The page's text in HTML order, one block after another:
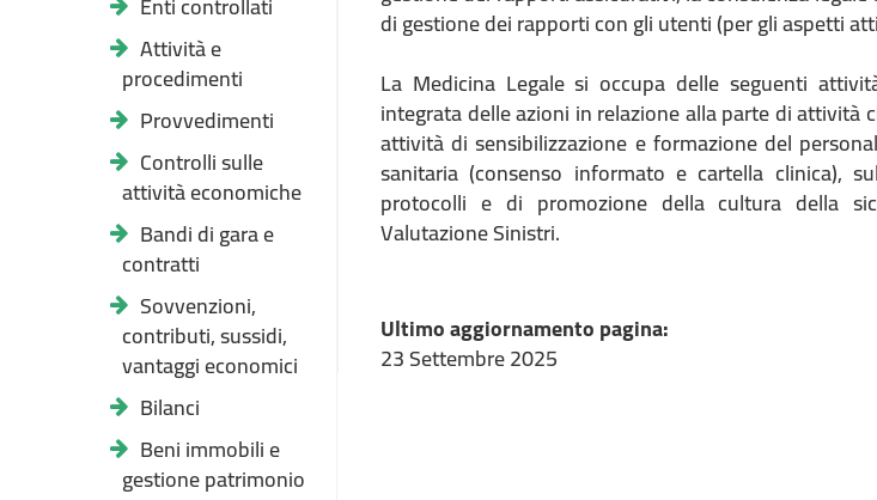
Attività e
procedimenti
Provvedimenti
Controlli sulle
attività economiche
Bandi di gara e
contratti
Sovvenzioni,
contributi, sussidi,
vantaggi economici
Bilanci
Beni immobili e
gestione patrimonio
di gestione dei rapporti con gli utenti (per gli aspetti
La Medicina Legale si occupa delle seguenti
integrata delle azioni in relazione alla parte di attività
attività di sensibilizzazione e formazione del
sanitaria (consenso informato e cartella clinica),
protocolli e di promozione della cultura della
Valutazione Sinistri.
Ultimo aggiornamento pagina:
23 Settembre 2025